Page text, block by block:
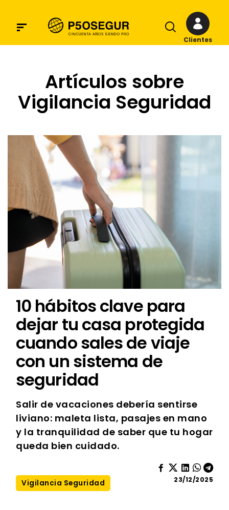
Clientes
Artículos sobre
Vigilancia Seguridad
10 hábitos clave para
dejar tu casa protegida
cuando sales de viaje
con un sistema de
seguridad
Salir de vacaciones debería sentirse
liviano: maleta lista, pasajes en mano
y la tranquilidad de saber que tu hogar
queda bien cuidado.
Vigilancia Seguridad 23/12/2025